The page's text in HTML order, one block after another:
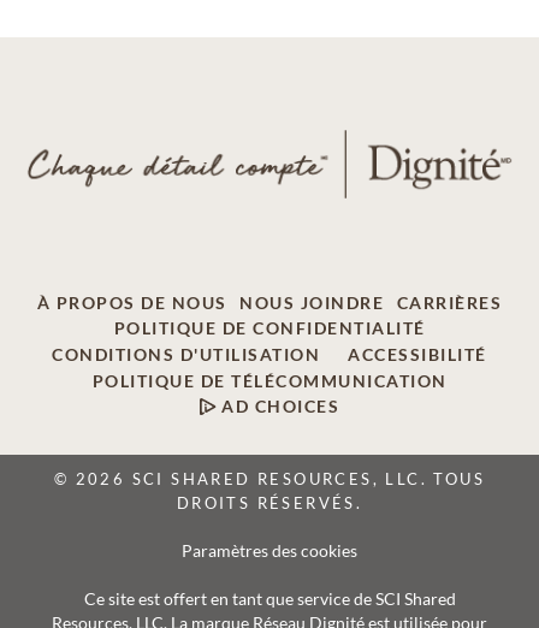
À PROPOS DE NOUS NOUS JOINDRE
CARRIÈRES
POLITIQUE DE CONFIDENTIALITÉ
CONDITIONS D'UTILISATION
ACCESSIBILITÉ
POLITIQUE DE TÉLÉCOMMUNICATION
AD CHOICES
© 2026 SCI SHARED RESOURCES, LLC. TOUS
DROITS RÉSERVÉS.
Paramètres des cookies
Ce site est offert en tant que service de SCI Shared
Resources, LLC. La marque Réseau Dignité est utilisée pour